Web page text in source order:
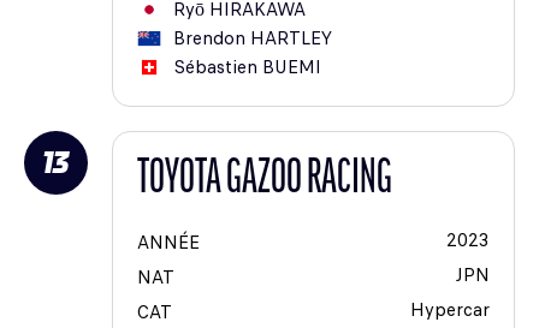
Ryō HIRAKAWA
Brendon HARTLEY
Sébastien BUEMI
13 TOYOTA GAZOO RACING
ANNÉE
2023
NAT
JPN
CAT
Hypercar